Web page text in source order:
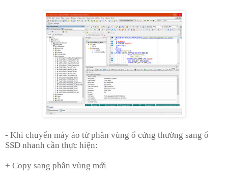
- Khi chuyển máy ảo từ phân vùng ổ cứng thường sang ổ
SSD nhanh cần thực hiện:
+ Copy sang phân vùng mới